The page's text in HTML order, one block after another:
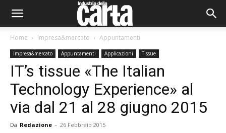
Home Impresa&mercato Appuntamenti
Impresa&mercato Appuntamenti Applicazioni Tissue
IT’s tissue «The Italian
Technology Experience» al
via dal 21 al 28 giugno 2015
Da Redazione - 26 Febbraio 2015